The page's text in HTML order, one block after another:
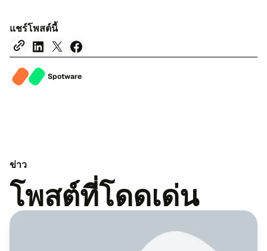
แชร์​โพสต์​นี้
Spotware
ข่าว
โพสต์ที่โดด​เด่น